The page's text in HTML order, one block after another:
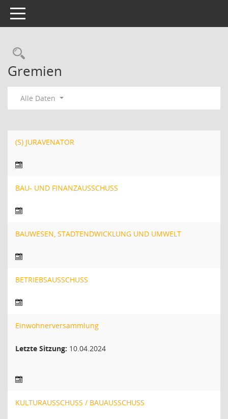
Toggle navigation
Rechercheauswahl
Gremien
Alle Daten
(S) JURAVENATOR
BAU- UND FINANZAUSSCHUSS
BAUWESEN, STADTENDWICKLUNG UND UMWELT
BETRIEBSAUSSCHUSS
Einwohnerversammlung
Letzte Sitzung: 10.04.2024
KULTURAUSSCHUSS / BAUAUSSCHUSS